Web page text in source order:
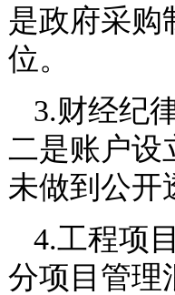
是政府采购
位。
3.财经纪
二是账户设
未做到公开
4.工程项
分项目管理